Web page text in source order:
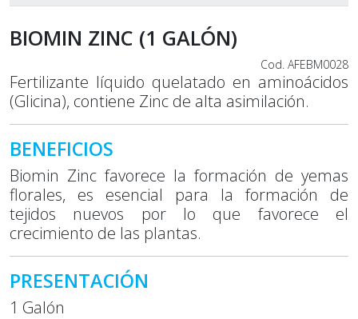
BIOMIN ZINC (1 GALÓN)
Cod. AFEBM0028
Fertilizante líquido quelatado en aminoácidos
(Glicina), contiene Zinc de alta asimilación.
BENEFICIOS
Biomin Zinc favorece la formación de yemas
florales, es esencial para la formación de
tejidos nuevos por lo que favorece el
crecimiento de las plantas.
PRESENTACIÓN
1 Galón